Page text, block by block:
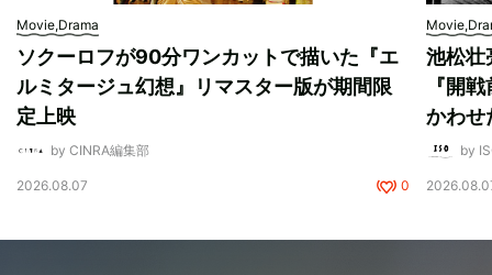
Movie,Drama
ソクーロフが90分ワンカットで描いた『エ
ルミタージュ幻想』リマスター版が期間限
定上映
by CINRA編集部
2026.08.07 0
池松壮
『開
かわせ
by